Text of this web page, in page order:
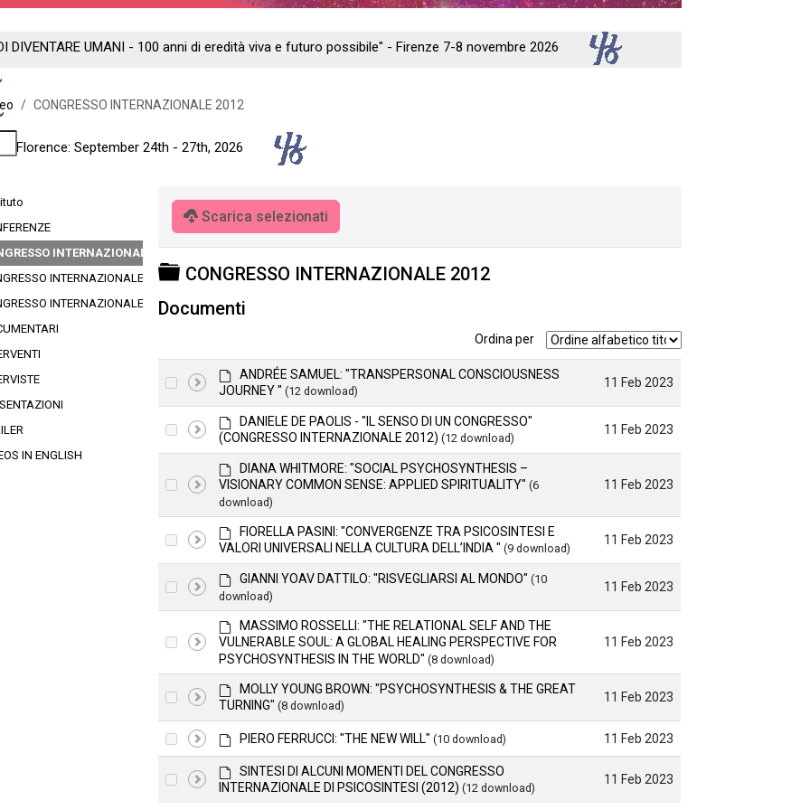
DIVENTARE UMANI - 100 anni di eredità viva e futuro possibile" - Firenze 7-8 novembre 2026
- Florence: September 24th - 27th, 2026
CONGRESSO INTERNAZIONALE 2012
INTERNAZIONALE 2012
INTERNAZIONALE 2016
INTERNAZIONALE 2024
IN ENGLISH
Scarica selezionati
Cartella
CONGRESSO INTERNAZIONALE 2012
Documenti
Ordina per
Select
item
d
e
a
u
ANDRÉE SAMUEL: "TRANSPERSONAL CONSCIOUSNESS
JOURNEY " (12 download)
11 Feb 2023
Select
d
e
f
a
u
DANIELE DE PAOLIS - "IL SENSO DI UN CONGRESSO"
(CONGRESSO INTERNAZIONALE 2012) (12 download)
11 Feb 2023
Select
d
e
f
u
l
DIANA WHITMORE: "SOCIAL PSYCHOSYNTHESIS –
VISIONARY COMMON SENSE: APPLIED SPIRITUALITY" (6
download)
11 Feb 2023
Select
item
d
e
f
a
u
FIORELLA PASINI: "CONVERGENZE TRA PSICOSINTESI E
VALORI UNIVERSALI NELLA CULTURA DELL’INDIA " (9 download)
11 Feb 2023
Select
d
e
a
u
l
GIANNI YOAV DATTILO: "RISVEGLIARSI AL MONDO" (10
download)
11 Feb 2023
Select
d
e
f
u
l
MASSIMO ROSSELLI: "THE RELATIONAL SELF AND THE
VULNERABLE SOUL: A GLOBAL HEALING PERSPECTIVE FOR
PSYCHOSYNTHESIS IN THE WORLD" (8 download)
11 Feb 2023
Select
item
d
e
a
t
MOLLY YOUNG BROWN: "PSYCHOSYNTHESIS & THE GREAT
TURNING" (8 download)
11 Feb 2023
Select
an
item
d
a
PIERO FERRUCCI: "THE NEW WILL" (10 download) 11 Feb 2023
Select
d
e
SINTESI DI ALCUNI MOMENTI DEL CONGRESSO
INTERNAZIONALE DI PSICOSINTESI (2012) (12 download)
11 Feb 2023